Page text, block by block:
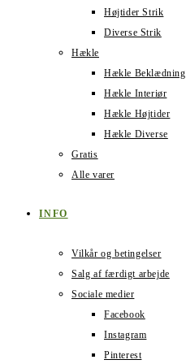
Højtider Strik
Diverse Strik
Hækle
Hækle Beklædning
Hækle Interiør
Hækle Højtider
Hækle Diverse
Gratis
Alle varer
INFO
Vilkår og betingelser
Salg af færdigt arbejde
Sociale medier
Facebook
Instagram
Pinterest